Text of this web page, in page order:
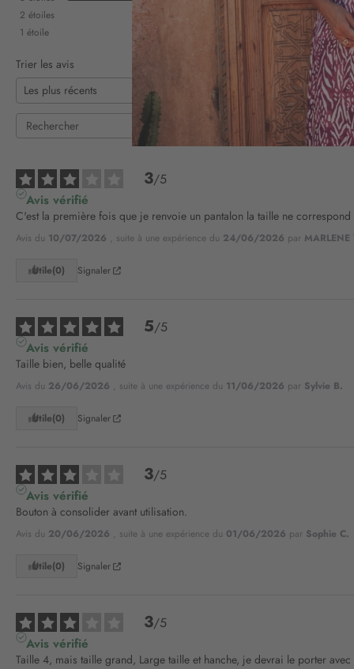
2 étoiles
1 étoile
Trier les avis
3/5
Avis vérifié
C'est la première fois que je renvoie un pantalon la taille ne
Avis du 10/07/2026 , suite à une expérience du 24/06/2026 par MARLENE
Utile(0) Signaler
5/5
Avis vérifié
Taille bien, belle qualité
Avis du 26/06/2026 , suite à une expérience du 11/06/2026 par Sylvie B.
Utile(0) Signaler
3/5
Avis vérifié
Bouton à consolider avant utilisation.
Avis du 20/06/2026 , suite à une expérience du 01/06/2026 par Sophie C.
Utile(0) Signaler
3/5
Avis vérifié
Taille 4, mais taille grand, Large taille et hanche, je devrai le porter